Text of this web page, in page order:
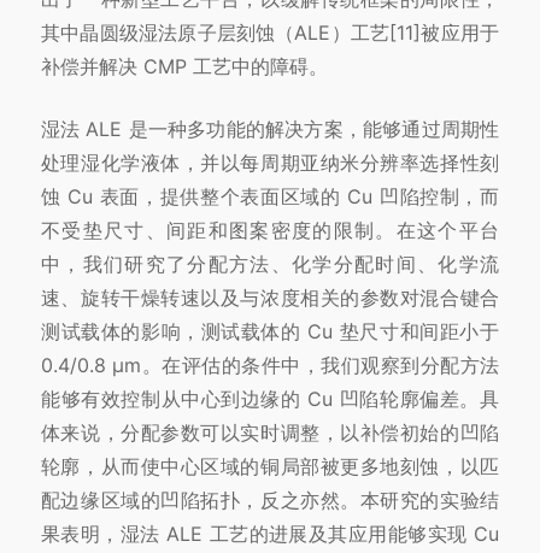
其中晶圆级湿法原子层刻蚀（ALE）工艺[11]被应用于
补偿并解决 CMP 工艺中的障碍。
湿法 ALE 是一种多功能的解决方案，能够通过周期性
处理湿化学液体，并以每周期亚纳米分辨率选择性刻
蚀 Cu 表面，提供整个表面区域的 Cu 凹陷控制，而
不受垫尺寸、间距和图案密度的限制。在这个平台
中，我们研究了分配方法、化学分配时间、化学流
速、旋转干燥转速以及与浓度相关的参数对混合键合
测试载体的影响，测试载体的 Cu 垫尺寸和间距小于
0.4/0.8 μm。在评估的条件中，我们观察到分配方法
能够有效控制从中心到边缘的 Cu 凹陷轮廓偏差。具
体来说，分配参数可以实时调整，以补偿初始的凹陷
轮廓，从而使中心区域的铜局部被更多地刻蚀，以匹
配边缘区域的凹陷拓扑，反之亦然。本研究的实验结
果表明，湿法 ALE 工艺的进展及其应用能够实现 Cu